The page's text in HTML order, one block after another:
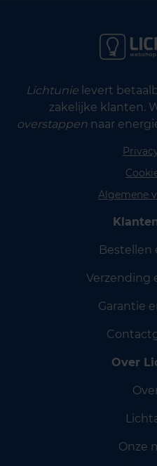
Lichtunielevert
zakelijke klanten.
overstappen naar
Algemene
Bestellen
Verzending
Garantie
Over
Onze